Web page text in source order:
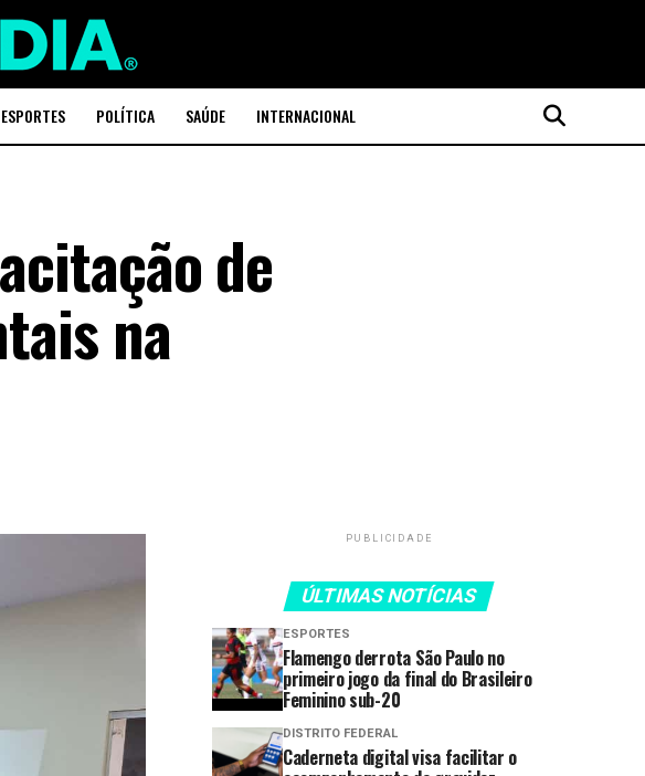
ESPORTES POLÍTICA SAÚDE INTERNACIONAL
de
na
PUBLICIDADE
ÚLTIMAS NOTÍCIAS
ESPORTES
Flamengo derrota São Paulo no
primeiro jogo da final do Brasileiro
Feminino sub-20
DISTRITO FEDERAL
Caderneta digital visa facilitar o